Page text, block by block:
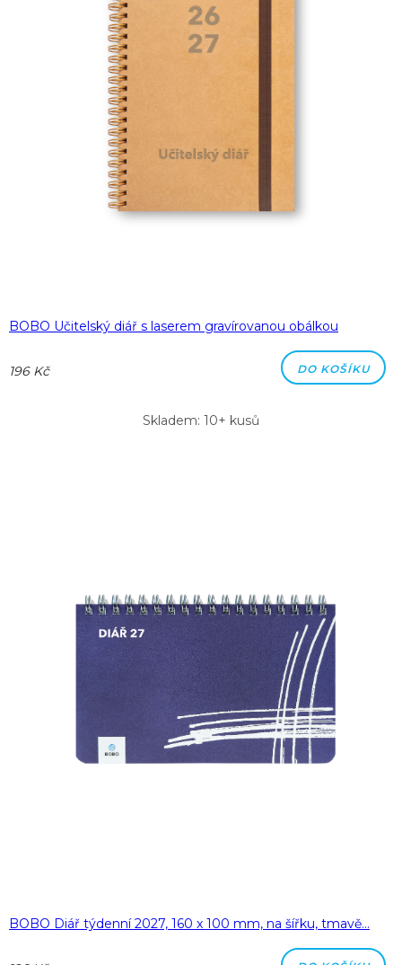
BOBO Učitelský diář s laserem gravírovanou obálkou
196 Kč DO KOŠÍKU
Skladem: 10+ kusů
BOBO Diář týdenní 2027, 160 x 100 mm, na šířku, tmavě…